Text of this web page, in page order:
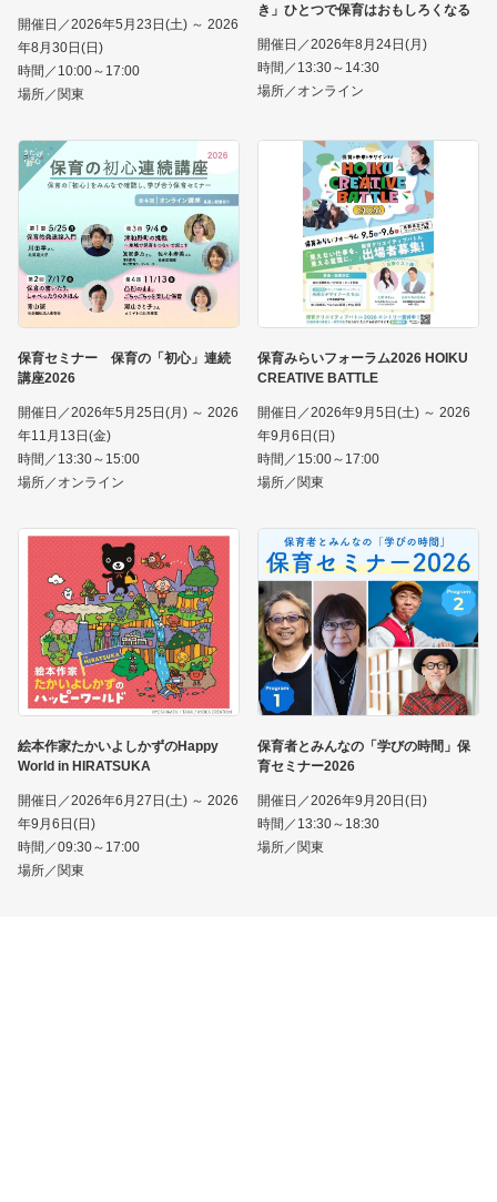
開催日／2026年5月23日(土) ～ 2026
年8月30日(日)
時間／10:00～17:00
場所／関東
き」ひとつで保育はおもしろくなる
開催日／2026年8月24日(月)
時間／13:30～14:30
場所／オンライン
保育セミナー 保育の「初心」連続
講座2026
開催日／2026年5月25日(月) ～ 2026
年11月13日(金)
時間／13:30～15:00
場所／オンライン
保育みらいフォーラム2026 HOIKU
CREATIVE BATTLE
開催日／2026年9月5日(土) ～ 2026
年9月6日(日)
時間／15:00～17:00
場所／関東
絵本作家たかいよしかずのHappy
World in HIRATSUKA
開催日／2026年6月27日(土) ～ 2026
年9月6日(日)
時間／09:30～17:00
場所／関東
保育者とみんなの「学びの時間」保
育セミナー2026
開催日／2026年9月20日(日)
時間／13:30～18:30
場所／関東